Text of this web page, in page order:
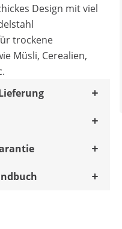
Design mit viel
trockene
Müsli, Cerealien,